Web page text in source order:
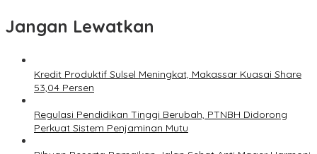
Jangan Lewatkan
Kredit Produktif Sulsel Meningkat, Makassar Kuasai Share
53,04 Persen
Regulasi Pendidikan Tinggi Berubah, PTNBH Didorong
Perkuat Sistem Penjaminan Mutu